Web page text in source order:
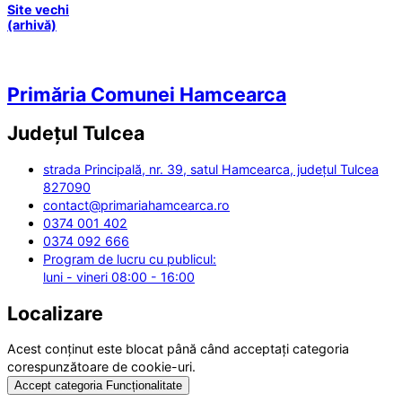
Site vechi
(arhivă)
Primăria Comunei Hamcearca
Județul Tulcea
strada Principală, nr. 39, satul Hamcearca, județul Tulcea
827090
contact@primariahamcearca.ro
0374 001 402
0374 092 666
Program de lucru cu publicul:
luni - vineri 08:00 - 16:00
Localizare
Acest conținut este blocat până când acceptați categoria
corespunzătoare de cookie-uri.
Accept categoria Funcționalitate